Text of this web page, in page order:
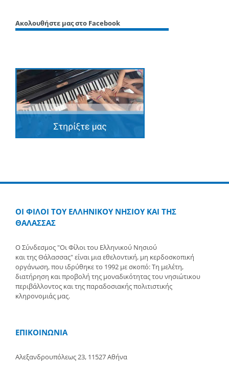
Ακολουθήστε μας στο Facebook
ΟΙ ΦΙΛΟΙ ΤΟΥ ΕΛΛΗΝΙΚΟΥ ΝΗΣΙΟΥ ΚΑΙ ΤΗΣ
ΘΑΛΑΣΣΑΣ
Ο Σύνδεσμος "Οι Φίλοι του Ελληνικού Νησιού
και της Θάλασσας" είναι μια εθελοντική, μη κερδοσκοπική
οργάνωση, που ιδρύθηκε το 1992 με σκοπό: Τη μελέτη,
διατήρηση και προβολή της μοναδικότητας του νησιώτικου
περιβάλλοντος και της παραδοσιακής πολιτιστικής
κληρονομιάς μας.
ΕΠΙΚΟΙΝΩΝΙΑ
Αλεξανδρουπόλεως 23, 11527 Αθήνα